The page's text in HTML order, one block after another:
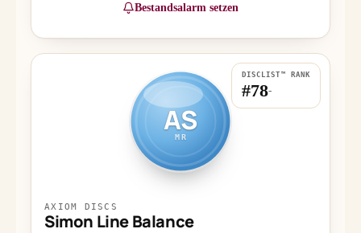
Bestandsalarm setzen
AS
MR
DISCLIST™ RANK
#78-
AXIOM DISCS
Simon Line Balance